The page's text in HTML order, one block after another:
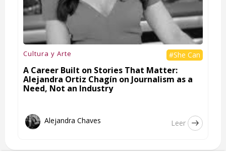
Cultura y Arte #She Can
A Career Built on Stories That Matter:
Alejandra Ortiz Chagín on Journalism as a
Need, Not an Industry
Alejandra Chaves Leer